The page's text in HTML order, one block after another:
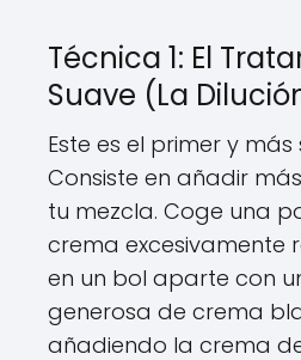
Técnica 1: El
Suave (La
Este es el primer y más
Consiste en añadir
tu mezcla. Coge una
crema excesivamente
en un bol aparte con
generosa de crema
añadiendo la crema